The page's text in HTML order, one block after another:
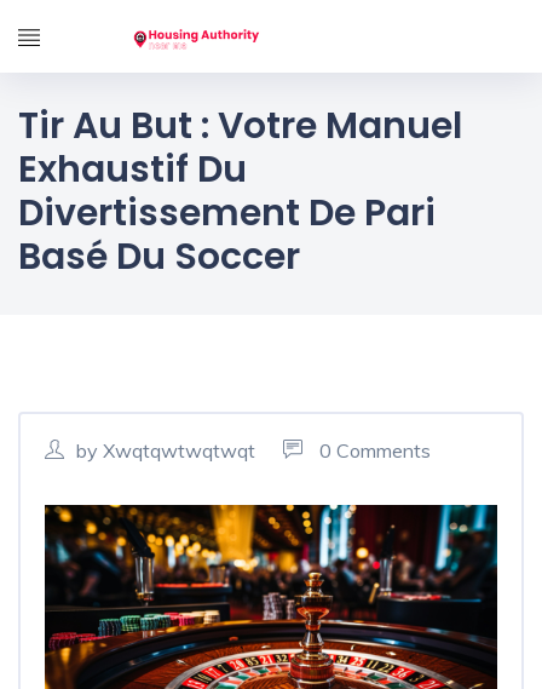
Tir Au But : Votre Manuel
Exhaustif Du
Divertissement De Pari
Basé Du Soccer
by Xwqtqwtwqtwqt 0 Comments